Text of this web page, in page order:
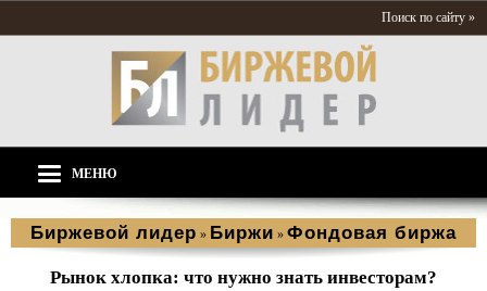
Поиск по сайту »
МЕНЮ
Биржевой лидер » Биржи » Фондовая биржа
Рынок хлопка: что нужно знать инвесторам?